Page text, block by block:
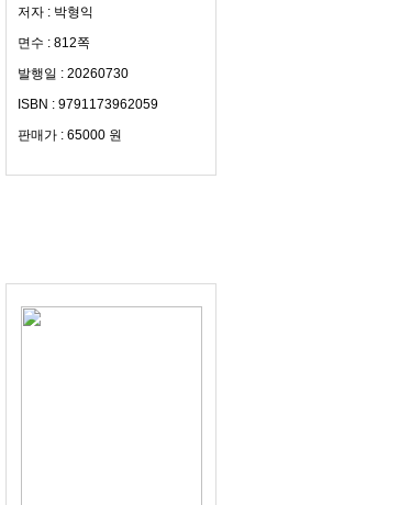
저자 : 박형익
면수 : 812쪽
발행일 : 20260730
ISBN : 9791173962059
판매가 : 65000 원